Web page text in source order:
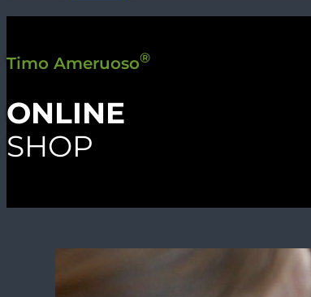
Timo Ameruoso®
ONLINE
SHOP